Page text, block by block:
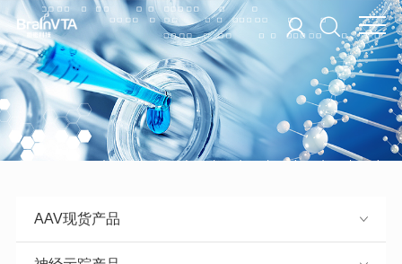
AAV现货产品